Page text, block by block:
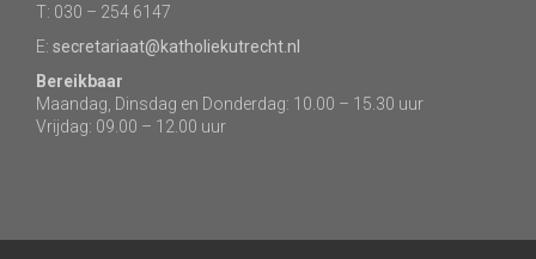
T: 030 – 254 6147
E: secretariaat@katholiekutrecht.nl
Bereikbaar
Maandag, Dinsdag en Donderdag: 10.00 – 15.30 uur
Vrijdag: 09.00 – 12.00 uur